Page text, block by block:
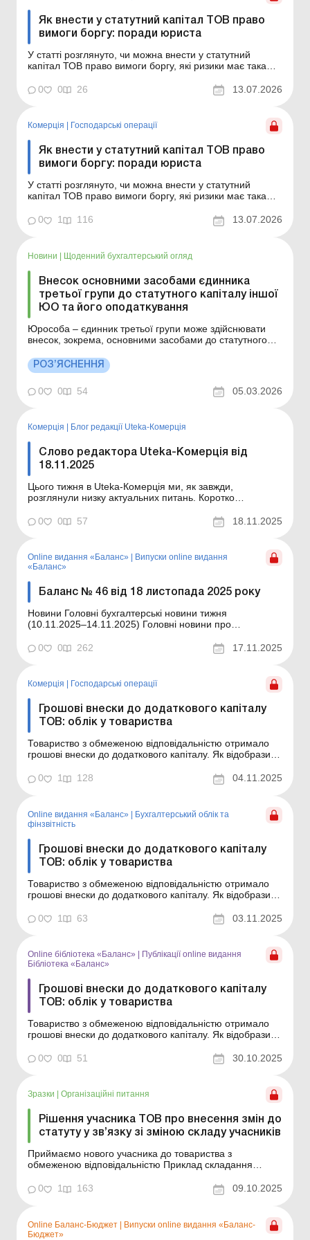
Як внести у статутний капітал ТОВ право
вимоги боргу: поради юриста
У статті розглянуто, чи можна внести у статутний
капітал ТОВ право вимоги боргу, які ризики має така
сторонам. Чи можна внести право вимоги боргу до
0 0 26 13.07.2026
Комерція Господарські операції
Як внести у статутний капітал ТОВ право
вимоги боргу: поради юриста
У статті розглянуто, чи можна внести у статутний
капітал ТОВ право вимоги боргу, які ризики має така
сторонам. Чи можна внести право вимоги боргу до
това...
0 1 116 13.07.2026
Новини | Щоденний бухгалтерський огляд
Внесок основними засобами єдинника
третьої групи до статутного капіталу іншої
ЮО та його оподаткування
Юрособа – єдинник третьої групи може здійснювати
внесок, зокрема, основними засобами до статутного
юрособи в обмін на корпоративні права. При цьому, у
разі внесення юрособою-єдинником основних засобів
РОЗ’ЯСНЕННЯ
0 0 54 05.03.2026
Комерція | Блог редакції Uteka-Комерція
Слово редактора Uteka-Комерція від
18.11.2025
Цього тижня в Uteka-Комерція ми, як завжди,
розглянули низку актуальних питань. Коротко
Коротко ознайомлю вас із темами статей,
опублікованих цього тижня в Uteka-Комерція.
алгоритм дій. Для перевезення ...
0 0 57 18.11.2025
Online видання «Баланс»
Випуски online видання
«Баланс»
Баланс № 46 від 18 листопада 2025 року
Новини Головні бухгалтерські новини тижня
(10.11.2025–14.11.2025) Головні новини про
щодня Зміст номеру Юридичні консультації
Читати Укладаємо договір з транспортною компанією:
0 0 262 17.11.2025
Комерція Господарські операції
Грошові внески до додаткового капіталу
ТОВ: облік у товариства
Товариство з обмеженою відповідальністю отримало
грошові внески до додаткового капіталу. Як відобразити
слід знати? Дізнайтесь зі статті. З 27.08.2025 оновлена
ст. 12 Закону від 06.02.2018 № 2275-VIII «Про
0 1 128 04.11.2025
Online видання «Баланс» | Бухгалтерський облік та
фінзвітність
Грошові внески до додаткового капіталу
ТОВ: облік у товариства
Товариство з обмеженою відповідальністю отримало
грошові внески до додаткового капіталу. Як відобразити
слід знати? Дізнайтесь зі статті. Баланс № 44 від 4
листопада 2025 року З 27.08.2025 оновлена ст. 12
0 1 63 03.11.2025
Online бібліотека «Баланс»
Публікації online видання
Бібліотека «Баланс»
Грошові внески до додаткового капіталу
ТОВ: облік у товариства
Товариство з обмеженою відповідальністю отримало
грошові внески до додаткового капіталу. Як відобразити
слід знати? Дізнайтесь зі статті. Серія Бібліотека
«Баланс» Спецтема «Вклади до додаткового капіталу
0 0 51 30.10.2025
Зразки Організаційні питання
Рішення учасника ТОВ про внесення змін до
статуту у зв’язку зі зміною складу учасників
Приймаємо нового учасника до товариства з
обмеженою відповідальністю Приклад складання
передачі частки у статутному капіталі ТОВ ...
0 1 163 09.10.2025
Online Баланс-Бюджет | Випуски online видання «Баланс-
Бюджет»